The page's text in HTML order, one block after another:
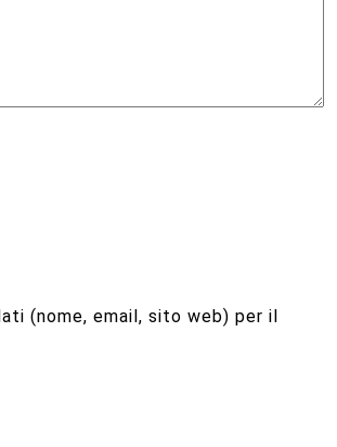
(nome, email, sito web) per il